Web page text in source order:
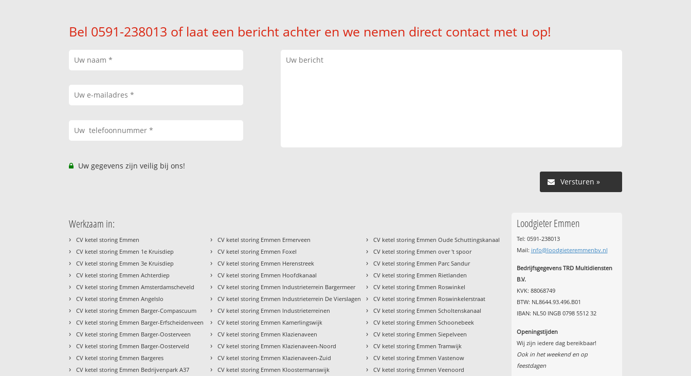
Bel 0591-238013 of laat een bericht achter en we nemen direct contact met u op!
Uw gegevens zijn veilig bij ons!
Versturen »
Werkzaam in:
› CV ketel storing Emmen
› CV ketel storing Emmen 1e Kruisdiep
› CV ketel storing Emmen 3e Kruisdiep
› CV ketel storing Emmen Achterdiep
› CV ketel storing Emmen Amsterdamscheveld
› CV ketel storing Emmen Angelslo
› CV ketel storing Emmen Barger-Compascuum
› CV ketel storing Emmen Barger-Erfscheidenveen
› CV ketel storing Emmen Barger-Oosterveen
› CV ketel storing Emmen Barger-Oosterveld
› CV ketel storing Emmen Bargeres
› CV ketel storing Emmen Bedrijvenpark A37
› CV ketel storing Emmen Ermerveen
› CV ketel storing Emmen Foxel
› CV ketel storing Emmen Herenstreek
› CV ketel storing Emmen Hoofdkanaal
› CV ketel storing Emmen Industrieterrein Bargermeer
› CV ketel storing Emmen Industrieterrein De Vierslagen
› CV ketel storing Emmen Industrieterreinen
› CV ketel storing Emmen Kamerlingswijk
› CV ketel storing Emmen Klazienaveen
› CV ketel storing Emmen Klazienaveen-Noord
› CV ketel storing Emmen Klazienaveen-Zuid
› CV ketel storing Emmen Kloostermanswijk
› CV ketel storing Emmen Oude Schuttingskanaal
› CV ketel storing Emmen over 't spoor
› CV ketel storing Emmen Parc Sandur
› CV ketel storing Emmen Rietlanden
› CV ketel storing Emmen Roswinkel
› CV ketel storing Emmen Roswinkelerstraat
› CV ketel storing Emmen Scholtenskanaal
› CV ketel storing Emmen Schoonebeek
› CV ketel storing Emmen Siepelveen
› CV ketel storing Emmen Tramwijk
› CV ketel storing Emmen Vastenow
› CV ketel storing Emmen Veenoord
Loodgieter Emmen
Tel: 0591-238013
Mail: info@loodgieteremmenbv.nl
Bedrijfsgegevens TRD Multidiensten
B.V.
KVK: 88068749
BTW: NL8644.93.496.B01
IBAN: NL50 INGB 0798 5512 32
Openingstijden
Wij zijn iedere dag bereikbaar!
Ook in het weekend en op
feestdagen